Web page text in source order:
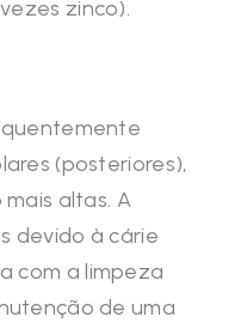
zinco).
(posteriores),
altas. A
devido à cárie
com a limpeza
de uma